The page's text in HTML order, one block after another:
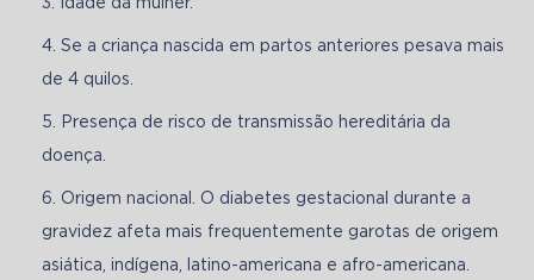
Idade da mulher.
Se a criança nascida em partos anteriores pesava mais
de 4 quilos.
Presença de risco de transmissão hereditária da
doença.
Origem nacional. O diabetes gestacional durante a
gravidez afeta mais frequentemente garotas de origem
asiática, indígena, latino-americana e afro-americana.